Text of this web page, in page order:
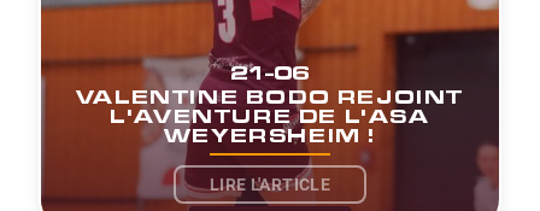
21-06
VALENTINE BODO REJOINT
L'AVENTURE DE L'ASA
WEYERSHEIM !
LIRE L'ARTICLE